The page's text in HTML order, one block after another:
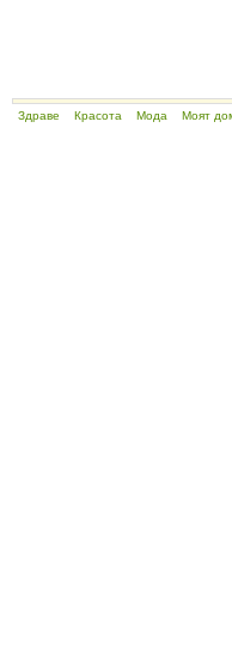
Здраве Красота Мода Моят